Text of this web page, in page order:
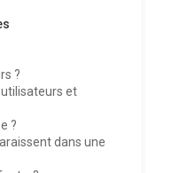
?
et
?
dans une